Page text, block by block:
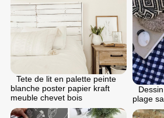
plage
Tete de lit en palette peinte
blanche poster papier kraft
meuble chevet bois